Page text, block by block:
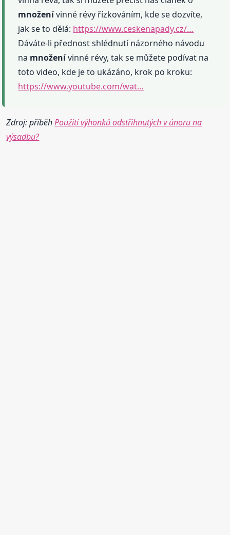
množenívinné révy řízkováním, kde se dozvíte,
jak se to dělá: https://www.ceskenapady.cz/…
Dáváte-li přednost shlédnutí názorného návodu
na množenívinné révy, tak se můžete podívat na
toto video, kde je to ukázáno, krok po kroku:
https://www.youtube.com/wat…
Zdroj: příběhPoužití výhonků odstřihnutých v únoru na
výsadbu?